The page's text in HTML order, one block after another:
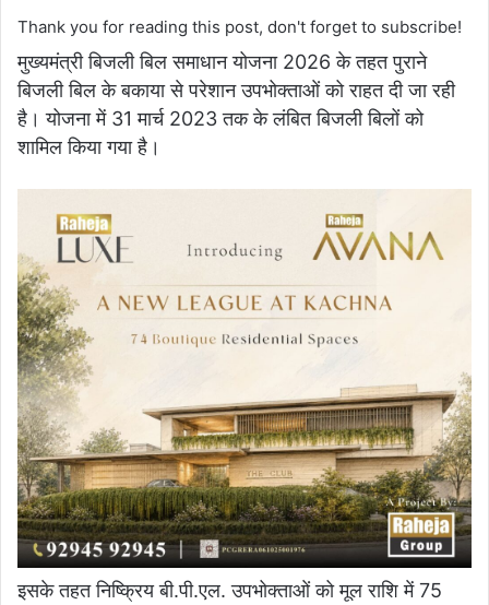
Thank you for reading this post, don't forget to subscribe!
मुख्यमंत्री बिजली बिल समाधान योजना 2026 के तहत पुराने
बिजली बिल के बकाया से परेशान उपभोक्ताओं को राहत दी जा रही
है। योजना में 31 मार्च 2023 तक के लंबित बिजली बिलों को
शामिल किया गया है।
इसके तहत निष्क्रिय बी.पी.एल. उपभोक्ताओं को मूल राशि में 75